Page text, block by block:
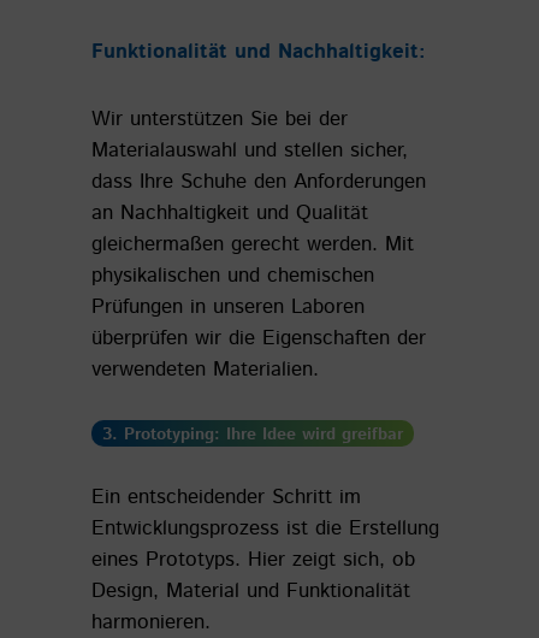
Funktionalität und Nachhaltigkeit:
Wir unterstützen Sie bei der
Materialauswahl und stellen sicher,
dass Ihre Schuhe den Anforderungen
an Nachhaltigkeit und Qualität
gleichermaßen gerecht werden. Mit
physikalischen und chemischen
Prüfungen in unseren Laboren
überprüfen wir die Eigenschaften der
verwendeten Materialien.
3. Prototyping: Ihre Idee wird greifbar
Ein entscheidender Schritt im
Entwicklungsprozess ist die Erstellung
eines Prototyps. Hier zeigt sich, ob
Design, Material und Funktionalität
harmonieren.